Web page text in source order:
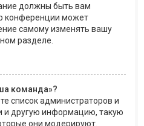
должны быть вам
конференции может
самому изменять вашу
разделе.
команда»?
список администраторов и
и другую информацию, такую
они модерируют.